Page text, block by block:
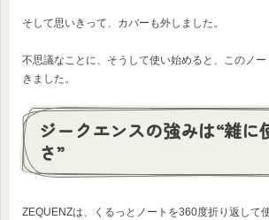
そして思いきって、カバーも外しました。
不思議なことに、そうして使い始めると、このノ
きました。
ジークエンスの強みは“雑に
さ”
ZEQUENZは、くるっとノートを360度折り返して